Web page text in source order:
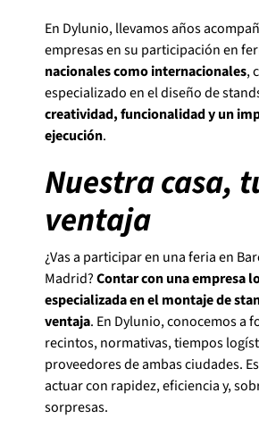
En Dylunio, llevamos años
empresas en su participación en
nacionales como internacionales,
especializado en el diseño de
creatividad, funcionalidad y un
ejecución.
Nuestra casa,
ventaja
¿Vas a participar en una feria en
Madrid?Contar con una empresa
especializada en el montaje de
ventaja. En Dylunio, conocemos a
recintos, normativas, tiempos
proveedores de ambas ciudades.
actuar con rapidez, eficiencia y,
sorpresas.